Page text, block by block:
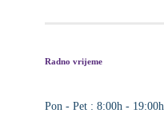
Radno vrijeme
Pon - Pet : 8:00h - 19:00h